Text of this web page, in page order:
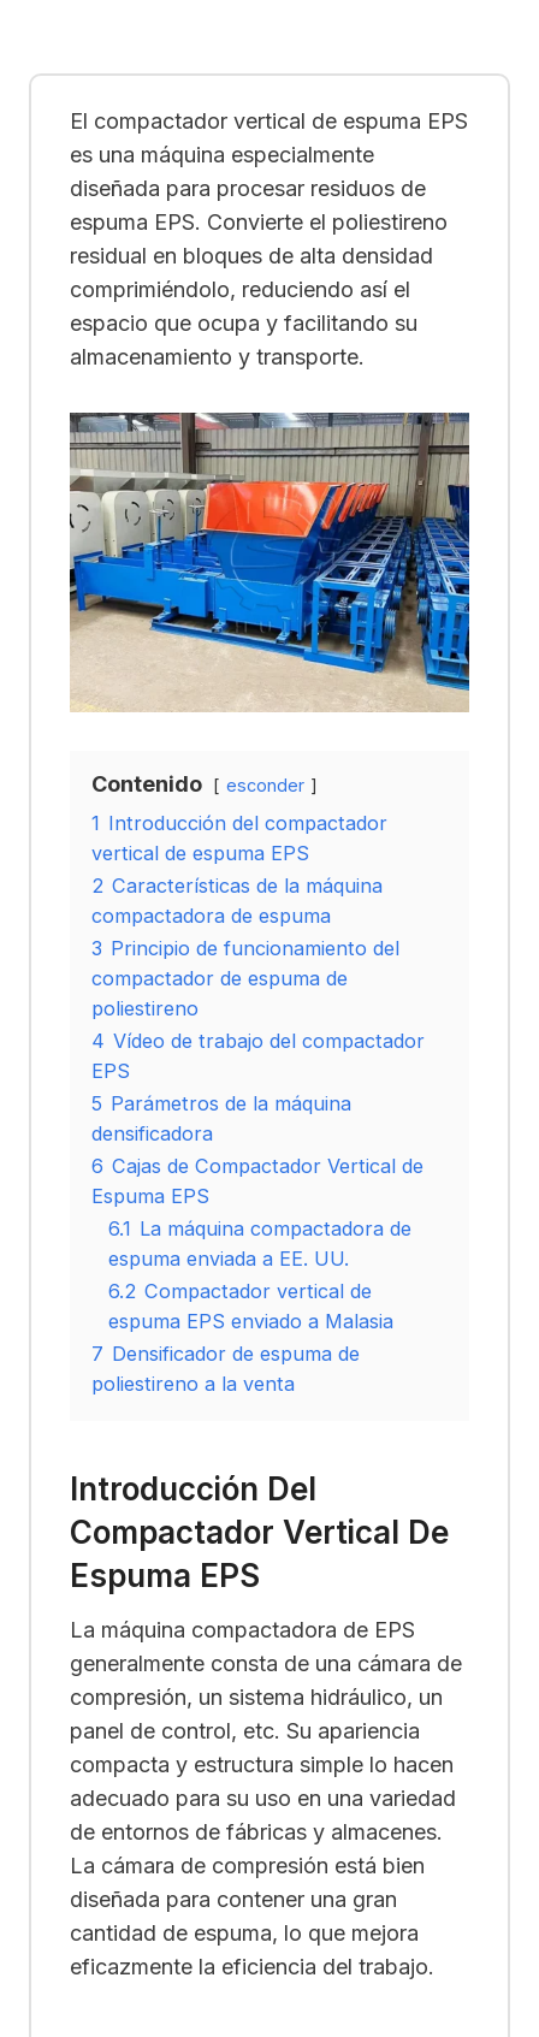
El compactador vertical de espuma EPS
es una máquina especialmente
diseñada para procesar residuos de
espuma EPS. Convierte el poliestireno
residual en bloques de alta densidad
comprimiéndolo, reduciendo así el
espacio que ocupa y facilitando su
almacenamiento y transporte.
Contenido esconder
1 Introducción del compactador
vertical de espuma EPS
2 Características de la máquina
compactadora de espuma
3 Principio de funcionamiento del
compactador de espuma de
poliestireno
4 Vídeo de trabajo del compactador
EPS
5 Parámetros de la máquina
densificadora
6 Cajas de Compactador Vertical de
Espuma EPS
6.1 La máquina compactadora de
espuma enviada a EE. UU.
6.2 Compactador vertical de
espuma EPS enviado a Malasia
7 Densificador de espuma de
poliestireno a la venta
Introducción Del
Compactador Vertical De
Espuma EPS
La máquina compactadora de EPS
generalmente consta de una cámara de
compresión, un sistema hidráulico, un
panel de control, etc. Su apariencia
compacta y estructura simple lo hacen
adecuado para su uso en una variedad
de entornos de fábricas y almacenes.
La cámara de compresión está bien
diseñada para contener una gran
cantidad de espuma, lo que mejora
eficazmente la eficiencia del trabajo.